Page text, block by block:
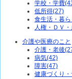
学校・学費
低所得(27)
食生活・暮
人権・ＤＶ
介護や医療のこと
介護・老後
病気(42)
障害(47)
健康づくり